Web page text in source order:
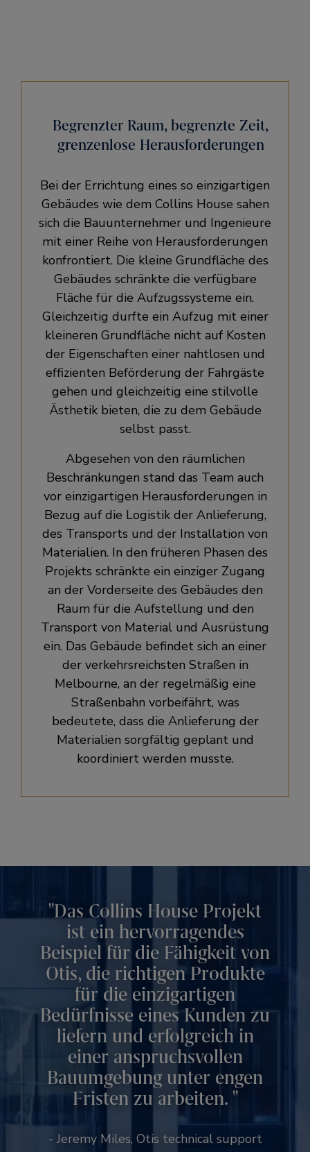
Begrenzter Raum, begrenzte Zeit,
grenzenlose Herausforderungen
Bei der Errichtung eines so einzigartigen
Gebäudes wie dem Collins House sahen
sich die Bauunternehmer und Ingenieure
mit einer Reihe von Herausforderungen
konfrontiert. Die kleine Grundfläche des
Gebäudes schränkte die verfügbare
Fläche für die Aufzugssysteme ein.
Gleichzeitig durfte ein Aufzug mit einer
kleineren Grundfläche nicht auf Kosten
der Eigenschaften einer nahtlosen und
effizienten Beförderung der Fahrgäste
gehen und gleichzeitig eine stilvolle
Ästhetik bieten, die zu dem Gebäude
selbst passt.
Abgesehen von den räumlichen
Beschränkungen stand das Team auch
vor einzigartigen Herausforderungen in
Bezug auf die Logistik der Anlieferung,
des Transports und der Installation von
Materialien. In den früheren Phasen des
Projekts schränkte ein einziger Zugang
an der Vorderseite des Gebäudes den
Raum für die Aufstellung und den
Transport von Material und Ausrüstung
ein. Das Gebäude befindet sich an einer
der verkehrsreichsten Straßen in
Melbourne, an der regelmäßig eine
Straßenbahn vorbeifährt, was
bedeutete, dass die Anlieferung der
Materialien sorgfältig geplant und
koordiniert werden musste.
Das Collins House Projekt
ist ein hervorragendes
Beispiel für die Fähigkeit von
Otis, die richtigen Produkte
für die einzigartigen
Bedürfnisse eines Kunden zu
liefern und erfolgreich in
einer anspruchsvollen
Bauumgebung unter engen
Fristen zu arbeiten.
- Jeremy Miles, Otis technical support